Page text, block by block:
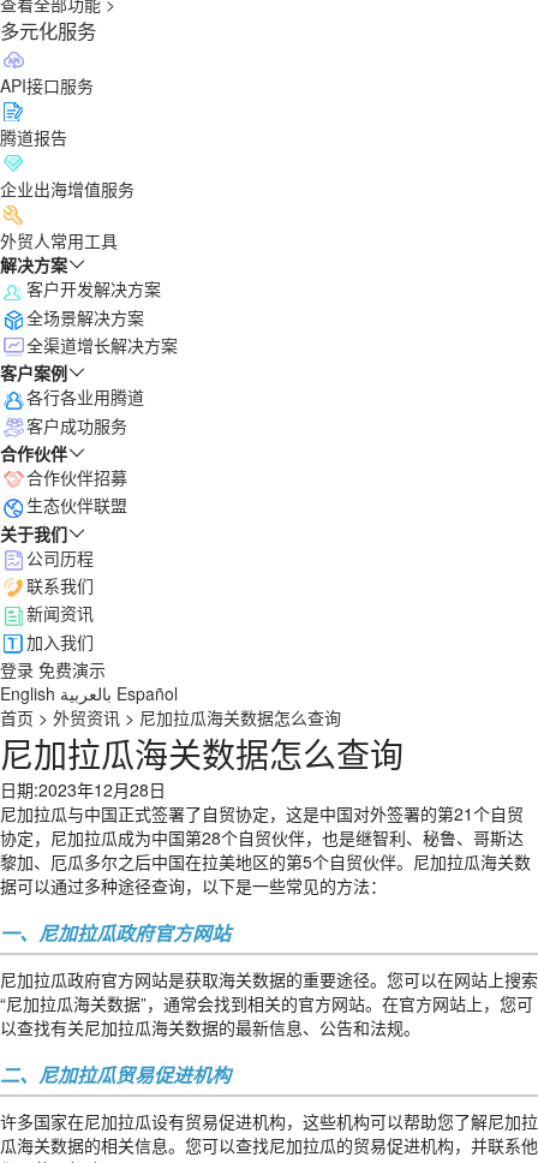
多元化服务
API接口服务
腾道报告
企业出海增值服务
外贸人常用工具
解决方案
客户开发解决方案
全场景解决方案
全渠道增长解决方案
客户案例
各行各业用腾道
客户成功服务
合作伙伴
合作伙伴招募
生态伙伴联盟
关于我们
公司历程
联系我们
新闻资讯
加入我们
登录 免费演示
English بالعربية Español
首页 > 外贸资讯 > 尼加拉瓜海关数据怎么查询
尼加拉瓜海关数据怎么查询
日期:2023年12月28日
尼加拉瓜与中国正式签署了自贸协定，这是中国对外签署的第21个自贸
协定，尼加拉瓜成为中国第28个自贸伙伴，也是继智利、秘鲁、哥斯达
黎加、厄瓜多尔之后中国在拉美地区的第5个自贸伙伴。尼加拉瓜海关数
据可以通过多种途径查询，以下是一些常见的方法：
一、尼加拉瓜政府官方网站
尼加拉瓜政府官方网站是获取海关数据的重要途径。您可以在网站上搜索
“尼加拉瓜海关数据”，通常会找到相关的官方网站。在官方网站上，您可
以查找有关尼加拉瓜海关数据的最新信息、公告和法规。
二、尼加拉瓜贸易促进机构
许多国家在尼加拉瓜设有贸易促进机构，这些机构可以帮助您了解尼加拉
瓜海关数据的相关信息。您可以查找尼加拉瓜的贸易促进机构，并联系他